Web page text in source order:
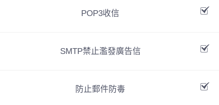
POP3收信
SMTP禁止濫發廣告信
防止郵件防毒